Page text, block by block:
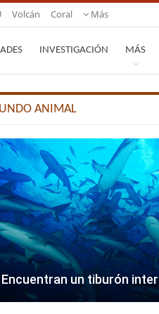
Volcán Coral Más
INVESTIGACIÓN MÁS
ANIMAL
Encuentran un tiburón